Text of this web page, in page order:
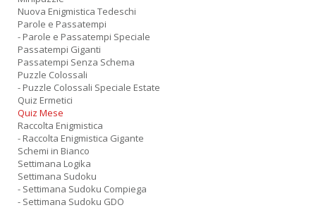
Nuova Enigmistica Tedeschi
Parole e Passatempi
- Parole e Passatempi Speciale
Passatempi Giganti
Passatempi Senza Schema
Puzzle Colossali
- Puzzle Colossali Speciale Estate
Quiz Ermetici
Quiz Mese
Raccolta Enigmistica
- Raccolta Enigmistica Gigante
Schemi in Bianco
Settimana Logika
Settimana Sudoku
- Settimana Sudoku Compiega
- Settimana Sudoku GDO